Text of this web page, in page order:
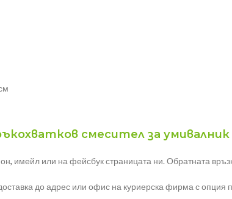
смесител за умивалник
, имейл или на фейсбук страницата ни. Обратната
до адрес или офис на куриерска фирма с опция